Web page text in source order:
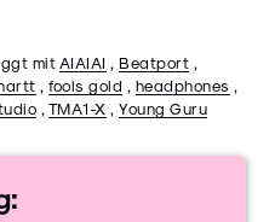
mit AIAIAI Beatport
fools gold headphones
TMA1-X Young Guru